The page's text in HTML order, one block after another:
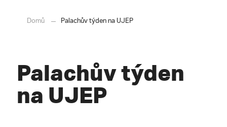
Domů Palachův týden na UJEP
Palachův týden
na UJEP